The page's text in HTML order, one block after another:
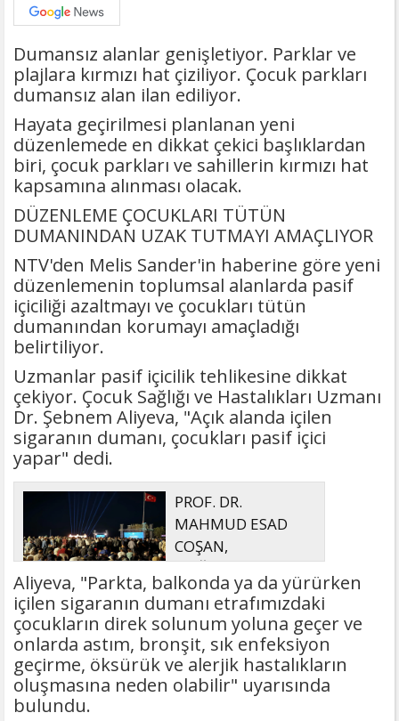
Dumansız alanlar genişletiyor. Parklar ve
plajlara kırmızı hat çiziliyor. Çocuk parkları
dumansız alan ilan ediliyor.
Hayata geçirilmesi planlanan yeni
düzenlemede en dikkat çekici başlıklardan
biri, çocuk parkları ve sahillerin kırmızı hat
kapsamına alınması olacak.
DÜZENLEME ÇOCUKLARI TÜTÜN
DUMANINDAN UZAK TUTMAYI AMAÇLIYOR
NTV'den Melis Sander'in haberine göre yeni
düzenlemenin toplumsal alanlarda pasif
içiciliği azaltmayı ve çocukları tütün
dumanından korumayı amaçladığı
belirtiliyor.
Uzmanlar pasif içicilik tehlikesine dikkat
çekiyor. Çocuk Sağlığı ve Hastalıkları Uzmanı
Dr. Şebnem Aliyeva, "Açık alanda içilen
sigaranın dumanı, çocukları pasif içici
yapar" dedi.
PROF. DR.
MAHMUD ESAD
COŞAN,
DOĞUMUNUN
HİCRÎ 91. YILINDA ELAZIĞ'DA YÂD
EDİLECEK
Aliyeva, "Parkta, balkonda ya da yürürken
içilen sigaranın dumanı etrafımızdaki
çocukların direk solunum yoluna geçer ve
onlarda astım, bronşit, sık enfeksiyon
geçirme, öksürük ve alerjik hastalıkların
oluşmasına neden olabilir" uyarısında
bulundu.